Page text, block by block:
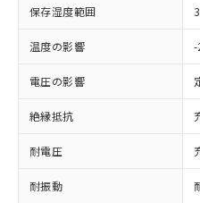
保存湿度範囲
温度の影響 -
電圧の影響
絶縁抵抗
耐電圧
耐振動
本サービスは
商品の当社在
(税抜)を提供
当社制御機器
本サービスの
ことをご了承
在庫状況およ
記載している
タに基づき作
調査・確認中：EU
非含有の対応状況を
商品です。
非該当品：ライセン
害物質有無と関係の
仕入先様の事情によ
いたものが、含有品
むを得ず変更するこ
*EU RoHS指令（10物質）：
鉛(Pb) 1000ppm以下、 水
※1 中国
「○」：最大均質材
基準値以下であるこ
「×」：最大均質材
基準値を超えている
「－」：未確認です
*中国RoHS10物質の基準
当社は、これ
為替および外
（以下｢規制貨
または国外へ